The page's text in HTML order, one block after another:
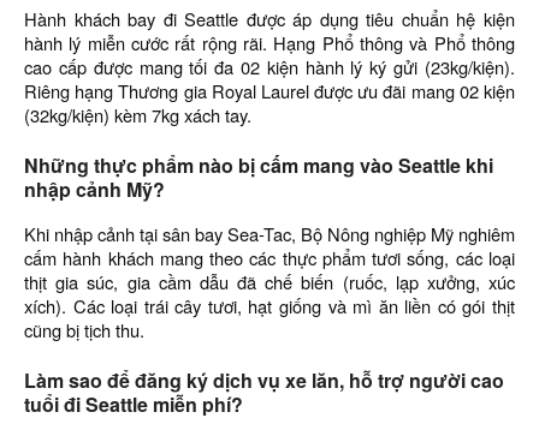
Hành khách bay đi Seattle được áp dụng tiêu chuẩn hệ kiện
hành lý miễn cước rất rộng rãi. Hạng Phổ thông và Phổ thông
cao cấp được mang tối đa 02 kiện hành lý ký gửi (23kg/kiện).
Riêng hạng Thương gia Royal Laurel được ưu đãi mang 02 kiện
(32kg/kiện) kèm 7kg xách tay.
Những thực phẩm nào bị cấm mang vào Seattle khi
nhập cảnh Mỹ?
Khi nhập cảnh tại sân bay Sea-Tac, Bộ Nông nghiệp Mỹ nghiêm
cấm hành khách mang theo các thực phẩm tươi sống, các loại
thịt gia súc, gia cầm dẫu đã chế biến (ruốc, lạp xưởng, xúc
xích). Các loại trái cây tươi, hạt giống và mì ăn liền có gói thịt
cũng bị tịch thu.
Làm sao để đăng ký dịch vụ xe lăn, hỗ trợ người cao
tuổi đi Seattle miễn phí?